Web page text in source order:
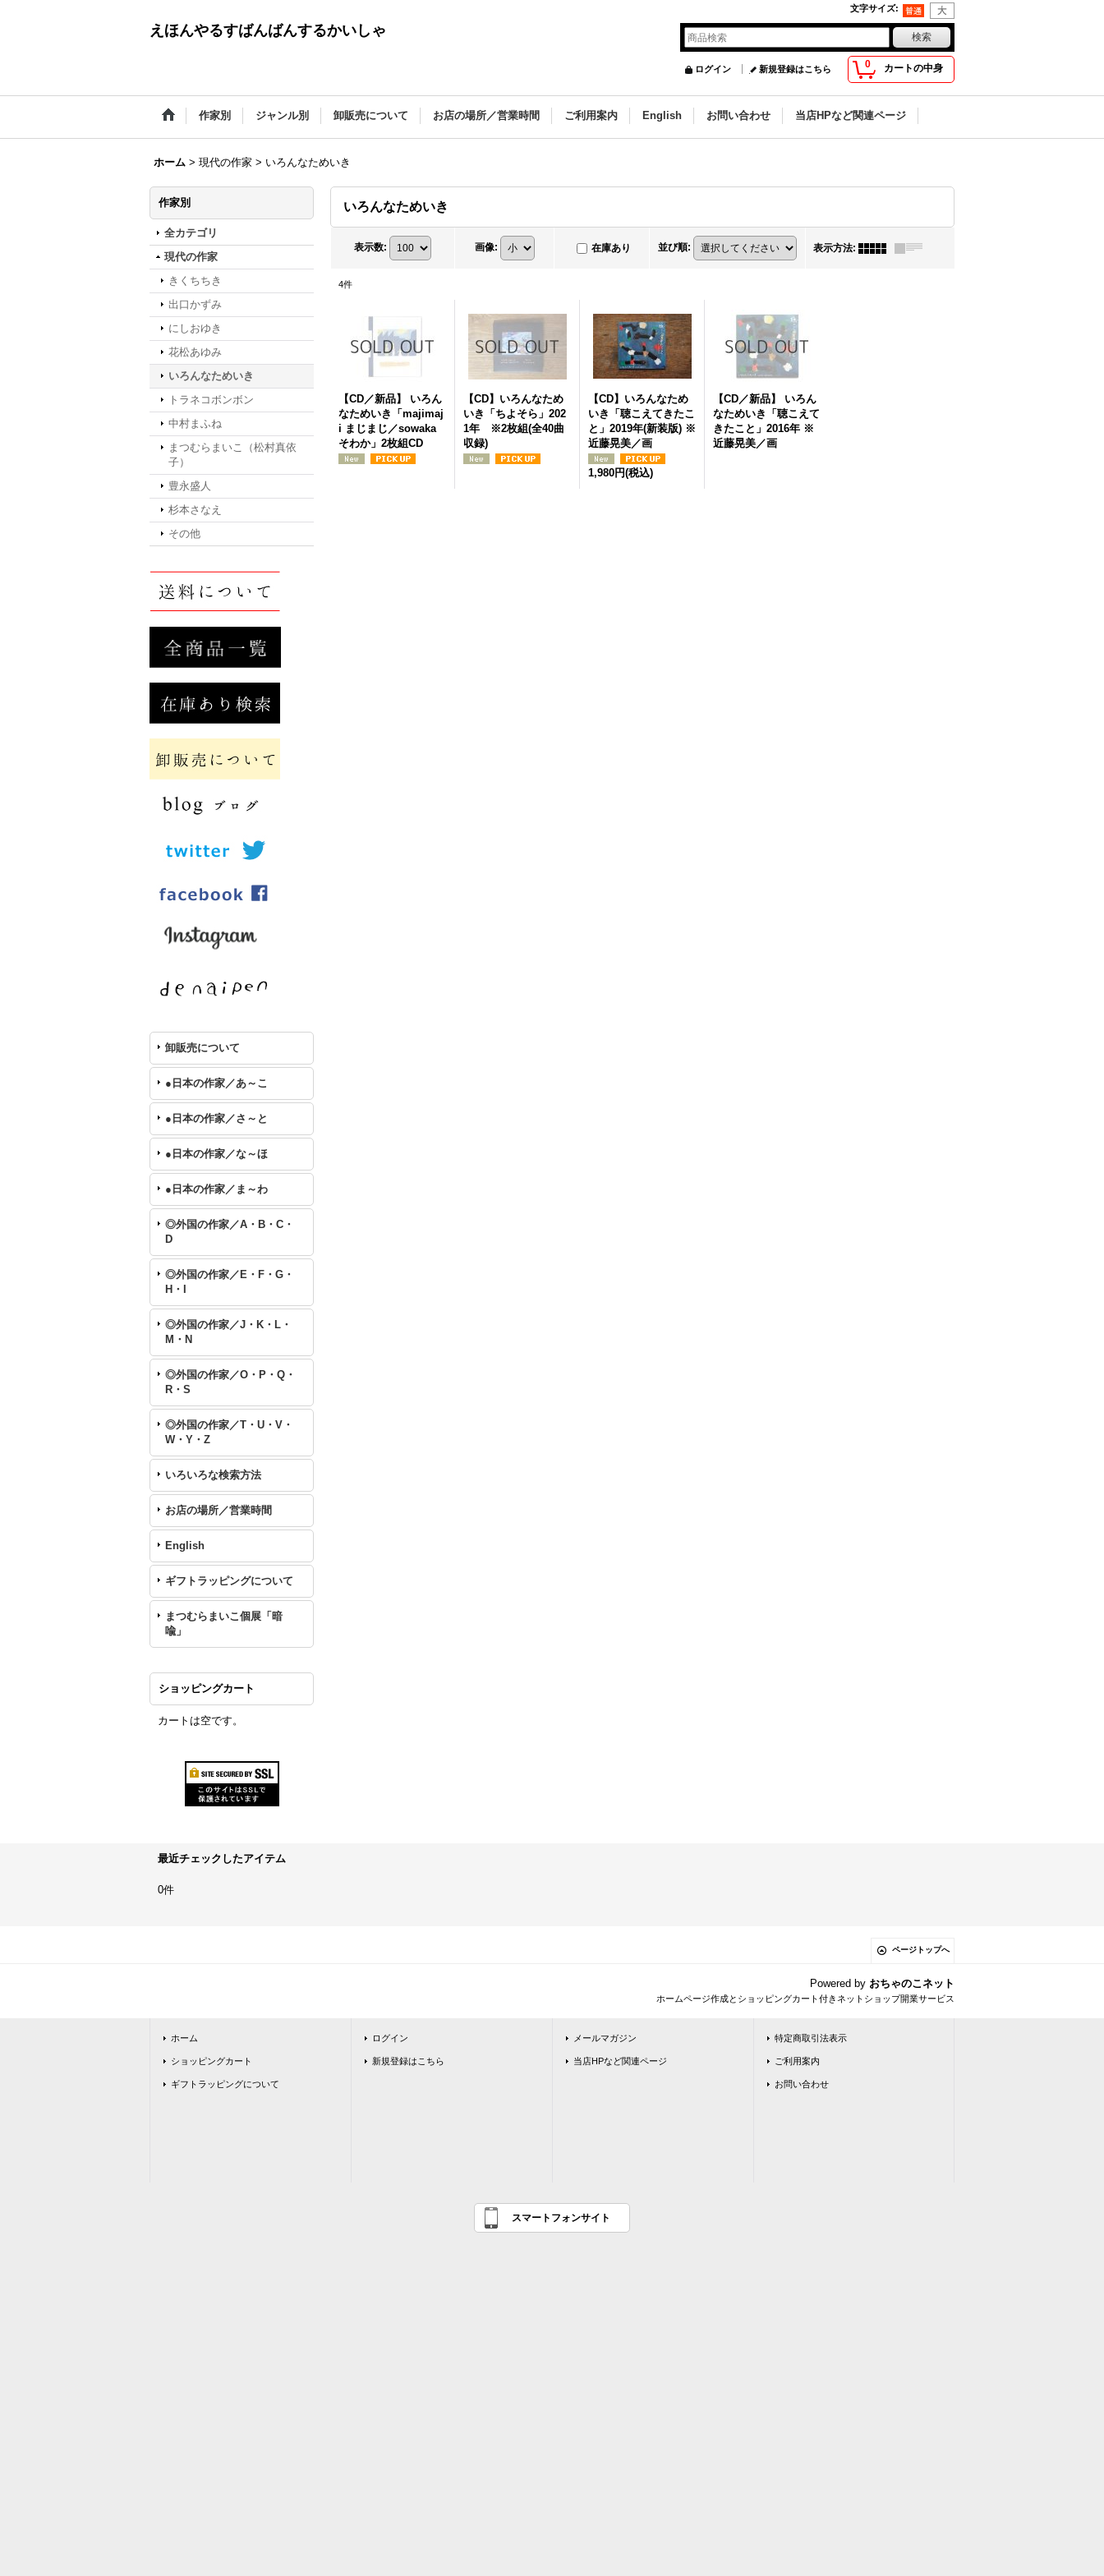
文字サイズ:
えほんやるすばんばんするかいしゃ
0 カートの中身
ログイン 新規登録はこちら
作家別 ジャンル別 卸販売について お店の場所／営業時間 ご利用案内 English お問い合わせ 当店HPなど関連ページ
ホーム > 現代の作家 > いろんなためいき
作家別
全カテゴリ
現代の作家
きくちちき
出口かずみ
にしおゆき
花松あゆみ
いろんなためいき
トラネコボンボン
中村まふね
まつむらまいこ（松村真依
子）
豊永盛人
杉本さなえ
その他
卸販売について
●日本の作家／あ～こ
●日本の作家／さ～と
●日本の作家／な～ほ
●日本の作家／ま～わ
◎外国の作家／A・B・C・
D
◎外国の作家／E・F・G・
H・I
◎外国の作家／J・K・L・
M・N
◎外国の作家／O・P・Q・
R・S
◎外国の作家／T・U・V・
W・Y・Z
いろいろな検索方法
お店の場所／営業時間
English
ギフトラッピングについて
まつむらまいこ個展「暗
喩」
ショッピングカート
カートは空です。
いろんなためいき
表示数: 画像: 在庫あり 並び順: 表示方法:
4件
【CD／新品】 いろん
なためいき「majimaj
i まじまじ／sowaka
そわか」2枚組CD
【CD】いろんなため
いき「ちよそら」202
1年 ※2枚組(全40曲
収録)
【CD】いろんなため
いき「聴こえてきたこ
と」2019年(新装版) ※
近藤晃美／画
1,980円(税込)
【CD／新品】 いろん
なためいき「聴こえて
きたこと」2016年 ※
近藤晃美／画
最近チェックしたアイテム
0件
ページトップへ
Powered by おちゃのこネット
ホームページ作成とショッピングカート付きネットショップ開業サービス
ホーム
ショッピングカート
ギフトラッピングについて
ログイン
新規登録はこちら
メールマガジン
当店HPなど関連ページ
特定商取引法表示
ご利用案内
お問い合わせ
スマートフォンサイト